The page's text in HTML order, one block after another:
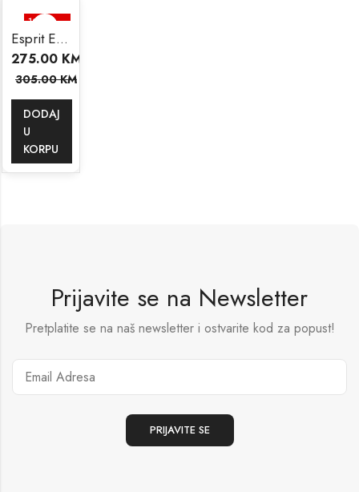
10
SNIŽENOEsprit ES1L421M0055
275.00 KM
305.00KM
DODAJ
U
KORPU
Prijavite se na Newsletter
Pretplatite se na naš newsletter i ostvarite kod za popust!